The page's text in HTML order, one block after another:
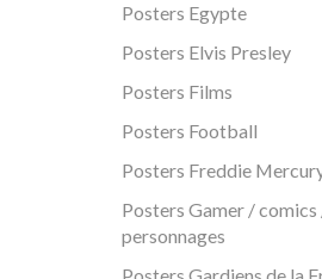
Posters Egypte
Posters Elvis Presley
Posters Films
Posters Football
Posters Freddie
Posters Gamer / comics
personnages